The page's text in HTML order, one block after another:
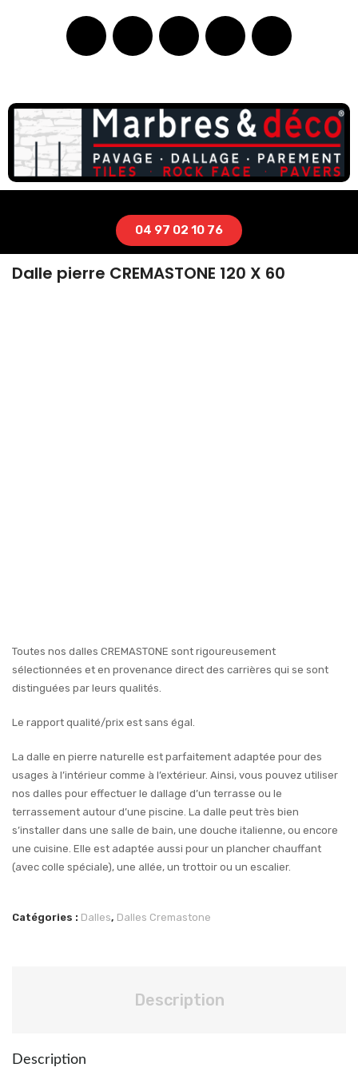
04 97 02 10 76
Dalle pierre CREMASTONE 120 X 60
Toutes nos dalles CREMASTONE sont rigoureusement
sélectionnées et en provenance direct des carrières qui se sont
distinguées par leurs qualités.
Le rapport qualité/prix est sans égal.
La dalle en pierre naturelle est parfaitement adaptée pour des
usages à l’intérieur comme à l’extérieur. Ainsi, vous pouvez utiliser
nos dalles pour effectuer le dallage d’un terrasse ou le
terrassement autour d’une piscine. La dalle peut très bien
s’installer dans une salle de bain, une douche italienne, ou encore
une cuisine. Elle est adaptée aussi pour un plancher chauffant
(avec colle spéciale), une allée, un trottoir ou un escalier.
Catégories : Dalles, Dalles Cremastone
Description
Description